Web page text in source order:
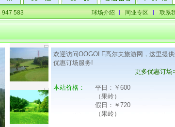
欢迎访问OOGOLF高尔夫旅游网，这里提
优惠订场服务!
更多优惠订场
本站价格：
平日：￥600
（果岭）
假日：￥720
（果岭）